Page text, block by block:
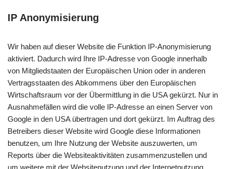
IP Anonymisierung
Wir haben auf dieser Website die Funktion IP-Anonymisierung
aktiviert. Dadurch wird Ihre IP-Adresse von Google innerhalb
von Mitgliedstaaten der Europäischen Union oder in anderen
Vertragsstaaten des Abkommens über den Europäischen
Wirtschaftsraum vor der Übermittlung in die USA gekürzt. Nur in
Ausnahmefällen wird die volle IP-Adresse an einen Server von
Google in den USA übertragen und dort gekürzt. Im Auftrag des
Betreibers dieser Website wird Google diese Informationen
benutzen, um Ihre Nutzung der Website auszuwerten, um
Reports über die Websiteaktivitäten zusammenzustellen und
um weitere mit der Websitenutzung und der Internetnutzung